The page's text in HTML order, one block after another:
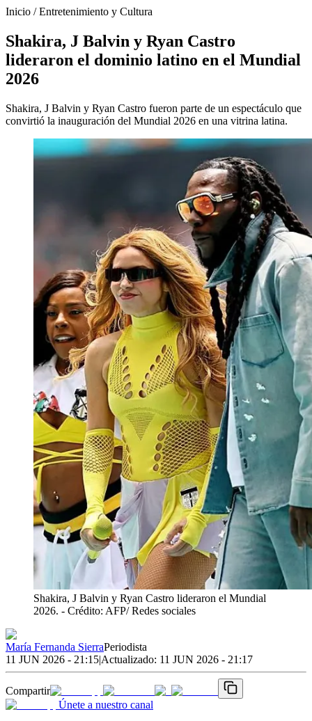
Inicio /Entretenimiento y Cultura
Shakira, J Balvin y Ryan Castro
lideraron el dominio latino en el Mundial
2026
Shakira, J Balvin y Ryan Castro fueron parte de un espectáculo que
convirtió la inauguración del Mundial 2026 en una vitrina latina.
Shakira, J Balvin y Ryan Castro lideraron el Mundial
2026. - Crédito: AFP/ Redes sociales
María Fernanda SierraPeriodista
11 JUN 2026 - 21:15|Actualizado: 11 JUN 2026 - 21:17
Compartir
Únete a nuestro canal